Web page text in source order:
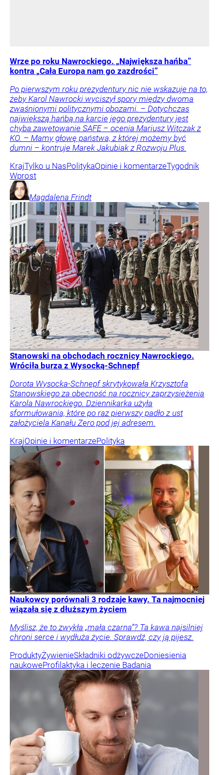
Wrze po roku Nawrockiego. „Największa hańba”
kontra „Cała Europa nam go zazdrości”
Po pierwszym roku prezydentury nic nie wskazuje na to,
żeby Karol Nawrocki wyciszył spory między dwoma
zwaśnionymi politycznymi obozami. – Dotychczas
największą hańbą na karcie jego prezydentury jest
chyba zawetowanie SAFE – ocenia Mariusz Witczak z
KO. – Mamy głowę państwa, z której możemy być
dumni – kontruje Marek Jakubiak z Rozwoju Plus.
KrajTylko u NasPolitykaOpinie i komentarzeTygodnik
Wprost
Magdalena Frindt
Stanowski na obchodach rocznicy Nawrockiego.
Wróciła burza z Wysocką-Schnepf
Dorota Wysocka-Schnepf skrytykowała Krzysztofa
Stanowskiego za obecność na rocznicy zaprzysiężenia
Karola Nawrockiego. Dziennikarka użyła
sformułowania, które po raz pierwszy padło z ust
założyciela Kanału Zero pod jej adresem.
KrajOpinie i komentarzePolityka
Naukowcy porównali 3 rodzaje kawy. Ta najmocniej
wiązała się z dłuższym życiem
Myślisz, że to zwykła „mała czarna”? Ta kawa najsilniej
chroni serce i wydłuża życie. Sprawdź, czy ją pijesz.
ProduktyŻywienieSkładniki odżywczeDoniesienia
naukoweProfilaktyka i leczenie Badania